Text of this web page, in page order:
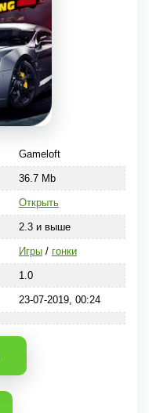
Gameloft
36.7 Mb
Открыть
2.3 и выше
Игры/ гонки
1.0
23-07-2019, 00:24